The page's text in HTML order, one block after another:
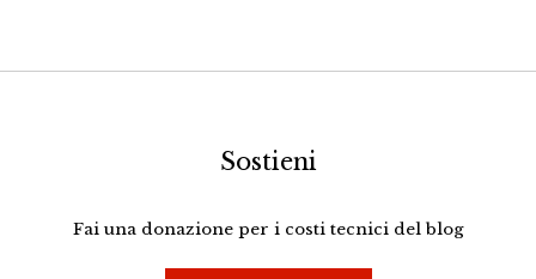
Sostieni
Fai una donazione per i costi tecnici del blog